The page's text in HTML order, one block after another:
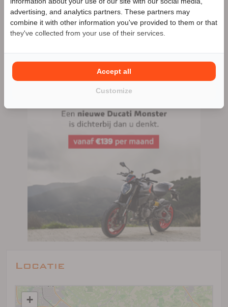
Borne
074-204074
Locatie
+
Benieuwd naar de speciale Motor2go prijs? Bel
204074
advertising, and analytics partners. These partners may
combine it with other information you've provided to them or that
they've collected from your use of their services.
Customize
Accept all